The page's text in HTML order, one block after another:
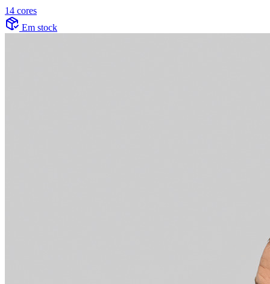
14 cores
Em stock